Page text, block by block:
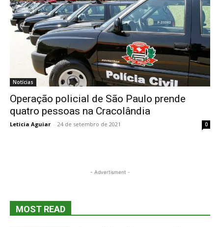
Notícias
Operação policial de São Paulo prende
quatro pessoas na Cracolândia
Leticia Aguiar - 24 de setembro de 2021 0
- Advertisment -
MOST READ